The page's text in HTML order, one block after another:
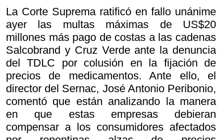
La Corte Suprema ratificó en fallo unánime
ayer las multas máximas de US$20
millones más pago de costas a las cadenas
Salcobrand y Cruz Verde ante la denuncia
del TDLC por colusión en la fijación de
precios de medicamentos. Ante ello, el
director del Sernac, José Antonio Peribonio,
comentó que están analizando la manera
en que estas empresas debieran
compensar a los consumidores afectados